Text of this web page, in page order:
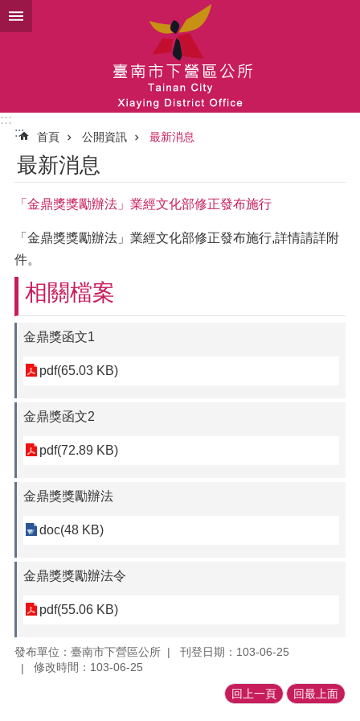
跳到主要內容區塊
:::
:::
首頁 公開資訊 最新消息
最新消息
「金鼎獎獎勵辦法」業經文化部修正發布施行
「金鼎獎獎勵辦法」業經文化部修正發布施行,詳情請詳附
件。
相關檔案
金鼎獎函文1
pdf(65.03 KB)
金鼎獎函文2
pdf(72.89 KB)
金鼎獎獎勵辦法
doc(48 KB)
金鼎獎獎勵辦法令
pdf(55.06 KB)
發布單位：臺南市下營區公所
刊登日期：103-06-25
修改時間：103-06-25
回上一頁 回最上面